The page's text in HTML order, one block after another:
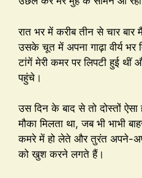
रात भर में करीब तीन से चार बार
उसके चूत में अपना गाढ़ा वीर्य भर
टांगें मेरी कमर पर लिपटी हुई थीं
पहुंचे।
उस दिन के बाद से तो दोस्तों ऐसा
मौका मिलता था, जब भी भाभी
कमरे में हो लेते और तुरंत अपने-
को खुश करने लगते हैं।